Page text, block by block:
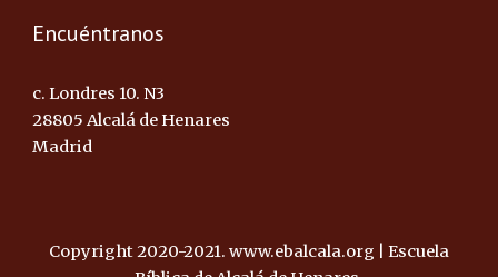
Encuéntranos
c. Londres 10. N3
28805 Alcalá de Henares
Madrid
Copyright 2020-2021. www.ebalcala.org | Escuela